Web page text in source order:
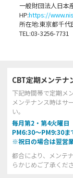
一般財団法人日本
HP:https://
所在地:東京都千
TEL:03-3256-7731
CBT定期メンテナ
下記時間帯で定期メ
メンテナンス時はサ
い。
毎月第2・第4火曜日
PM6:30～PM9:30ま
※祝日の場合は翌営
都合により、メンテ
らかじめご了承くださ